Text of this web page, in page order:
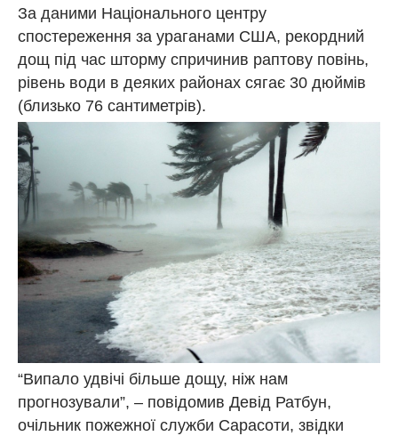
За даними Національного центру
спостереження за ураганами США, рекордний
дощ під час шторму спричинив раптову повінь,
рівень води в деяких районах сягає 30 дюймів
(близько 76 сантиметрів).
“Випало удвічі більше дощу, ніж нам
прогнозували”, – повідомив Девід Ратбун,
очільник пожежної служби Сарасоти, звідки